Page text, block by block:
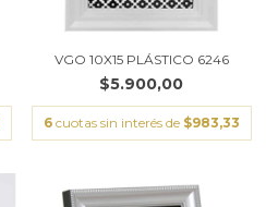
VGO 10X15 PLÁSTICO 6246
$5.900,00
6 cuotas sin interés de $983,33